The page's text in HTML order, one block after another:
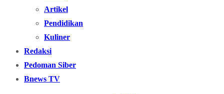
Artikel
Pendidikan
Kuliner
Redaksi
Pedoman Siber
Bnews TV